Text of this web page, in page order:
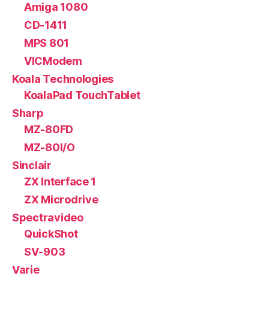
Amiga 1080
CD-1411
MPS 801
VICModem
Koala Technologies
KoalaPad TouchTablet
Sharp
MZ-80FD
MZ-80I/O
Sinclair
ZX Interface 1
ZX Microdrive
Spectravideo
QuickShot
SV-903
Varie